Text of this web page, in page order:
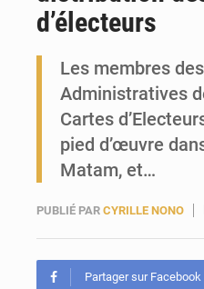
d’électeurs
Les membres
Administratives
Cartes
pied d’œuvre
Matam, et…
PUBLIÉ PAR CYRILLE NONO
Partager sur Facebook